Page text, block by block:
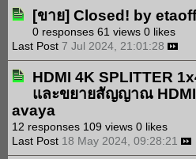
[ขาย] Closed! by etaoff
0 responses 61 views 0 likes
Last Post 7 Jul 2024, 21:01:28
HDMI 4K SPLITTER
และขยายสัญญาณ HDMI
avaya
12 responses 109 views 0 likes
Last Post 18 May 2024, 09:28:21